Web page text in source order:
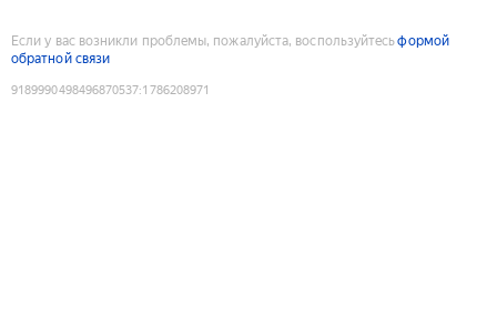
Если у вас возникли проблемы, пожалуйста, воспользуйтесьформой
обратной связи
9189990498496870537:1786208971